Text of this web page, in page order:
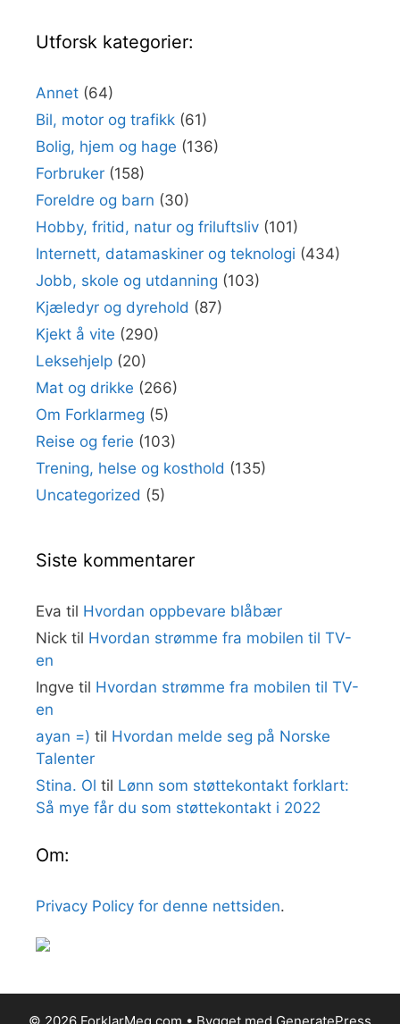
Utforsk kategorier:
Annet (64)
Bil, motor og trafikk (61)
Bolig, hjem og hage (136)
Forbruker (158)
Foreldre og barn (30)
Hobby, fritid, natur og friluftsliv (101)
Internett, datamaskiner og teknologi (434)
Jobb, skole og utdanning (103)
Kjæledyr og dyrehold (87)
Kjekt å vite (290)
Leksehjelp (20)
Mat og drikke (266)
Om Forklarmeg (5)
Reise og ferie (103)
Trening, helse og kosthold (135)
Uncategorized (5)
Siste kommentarer
Eva til Hvordan oppbevare blåbær
Nick til Hvordan strømme fra mobilen til TV-
en
Ingve til Hvordan strømme fra mobilen til TV-
en
ayan =) til Hvordan melde seg på Norske
Talenter
Stina. Ol til Lønn som støttekontakt forklart:
Så mye får du som støttekontakt i 2022
Om:
Privacy Policy for denne nettsiden.